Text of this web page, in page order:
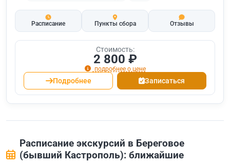
Расписание Пункты сбора Отзывы
Стоимость:
2 800 ₽
подробнее о цене
Подробнее Записаться
Расписание экскурсий в Береговое
(бывший Кастрополь): ближайшие